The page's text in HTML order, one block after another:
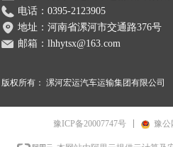
电话： 0395-2123905
地址： 河南省漯河市交通路376号
邮箱： lhhytsx@163.com
版权所有： 漯河宏运汽车运输集团有限公司
豫ICP备20007747号 豫公